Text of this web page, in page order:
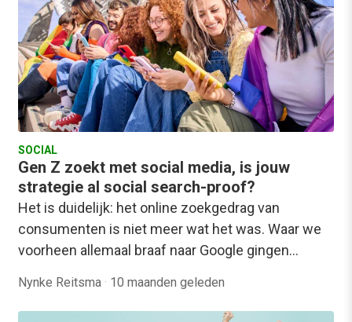
SOCIAL
Gen Z zoekt met social media, is jouw
strategie al social search-proof?
Het is duidelijk: het online zoekgedrag van
consumenten is niet meer wat het was. Waar we
voorheen allemaal braaf naar Google gingen…
Nynke Reitsma · 10 maanden geleden